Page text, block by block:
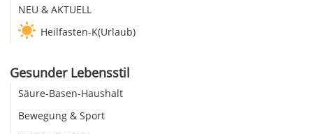
NEU & AKTUELL
Heilfasten-K(Urlaub)
Gesunder Lebensstil
Säure-Basen-Haushalt
Bewegung & Sport